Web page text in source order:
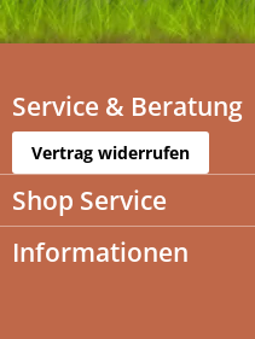
Service & Beratung
Vertrag widerrufen
Shop Service
Informationen